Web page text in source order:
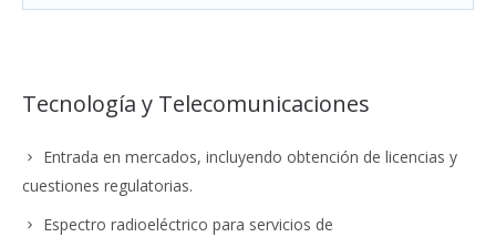
Tecnología y Telecomunicaciones
Entrada en mercados, incluyendo obtención de licencias y
cuestiones regulatorias.
Espectro radioeléctrico para servicios de